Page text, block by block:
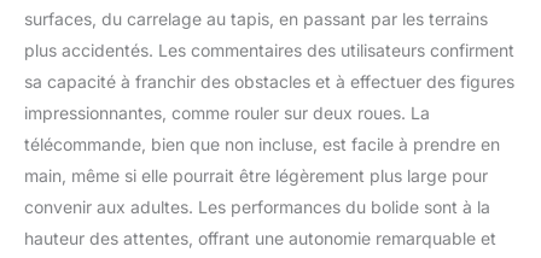
surfaces, du carrelage au tapis, en passant par les terrains
plus accidentés. Les commentaires des utilisateurs confirment
sa capacité à franchir des obstacles et à effectuer des figures
impressionnantes, comme rouler sur deux roues. La
télécommande, bien que non incluse, est facile à prendre en
main, même si elle pourrait être légèrement plus large pour
convenir aux adultes. Les performances du bolide sont à la
hauteur des attentes, offrant une autonomie remarquable et